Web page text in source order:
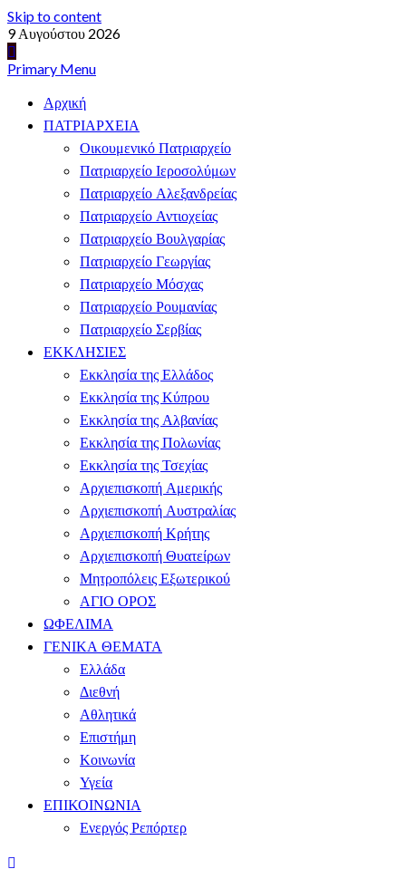
Skip to content
9 Αυγούστου 2026
Primary Menu
Αρχική
ΠΑΤΡΙΑΡΧΕΙΑ
Οικουμενικό Πατριαρχείο
Πατριαρχείο Ιεροσολύμων
Πατριαρχείο Αλεξανδρείας
Πατριαρχείο Αντιοχείας
Πατριαρχείο Βουλγαρίας
Πατριαρχείο Γεωργίας
Πατριαρχείο Μόσχας
Πατριαρχείο Ρουμανίας
Πατριαρχείο Σερβίας
ΕΚΚΛΗΣΙΕΣ
Εκκλησία της Ελλάδος
Εκκλησία της Κύπρου
Εκκλησία της Αλβανίας
Εκκλησία της Πολωνίας
Εκκλησία της Τσεχίας
Αρχιεπισκοπή Αμερικής
Αρχιεπισκοπή Αυστραλίας
Αρχιεπισκοπή Κρήτης
Αρχιεπισκοπή Θυατείρων
Μητροπόλεις Εξωτερικού
ΑΓΙΟ ΟΡΟΣ
ΩΦΕΛΙΜΑ
ΓΕΝΙΚΑ ΘΕΜΑΤΑ
Ελλάδα
Διεθνή
Αθλητικά
Επιστήμη
Κοινωνία
Υγεία
ΕΠΙΚΟΙΝΩΝΙΑ
Ενεργός Ρεπόρτερ